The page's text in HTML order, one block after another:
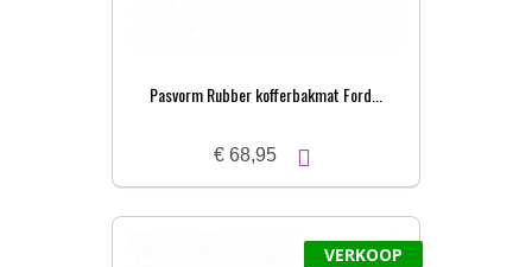
Pasvorm Rubber kofferbakmat Ford...
€ 68,95
VERKOOP